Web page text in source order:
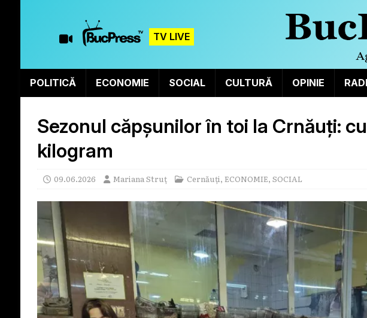
TV LIVE
POLITICĂ ECONOMIE SOCIAL CULTURĂ OPINIE
Sezonul căpșunilor în toi la Crnăuți:
kilogram
09.06.2026 Mariana Struț Cernăuți, ECONOMIE, SOCIAL